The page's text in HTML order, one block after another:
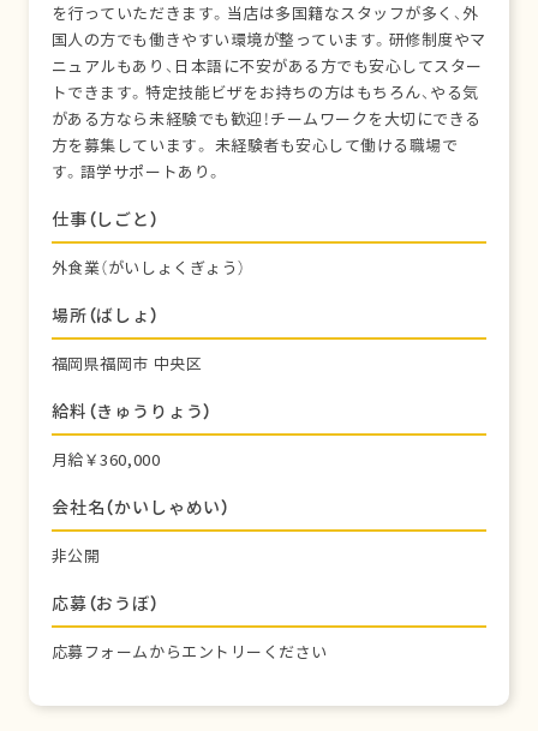
を行っていただきます。当店は多国籍なスタッフが多く、外
国人の方でも働きやすい環境が整っています。研修制度やマ
ニュアルもあり、日本語に不安がある方でも安心してスター
トできます。特定技能ビザをお持ちの方はもちろん、やる気
がある方なら未経験でも歓迎！チームワークを大切にできる
方を募集しています。 未経験者も安心して働ける職場で
す。語学サポートあり。
仕事（しごと）
外食業（がいしょくぎょう）
場所（ばしょ）
福岡県福岡市 中央区
給料（きゅうりょう）
月給￥360,000
会社名（かいしゃめい）
非公開
応募（おうぼ）
応募フォームからエントリーください